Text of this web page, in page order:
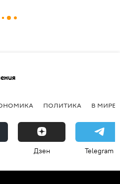
ПОЛИТИКА В МИРЕ
Дзен Telegram